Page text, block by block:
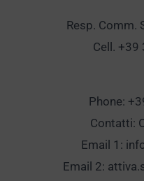
Resp. Comm.
Cell. +39
Phone:
Contatti:
Email 1:
Email 2: